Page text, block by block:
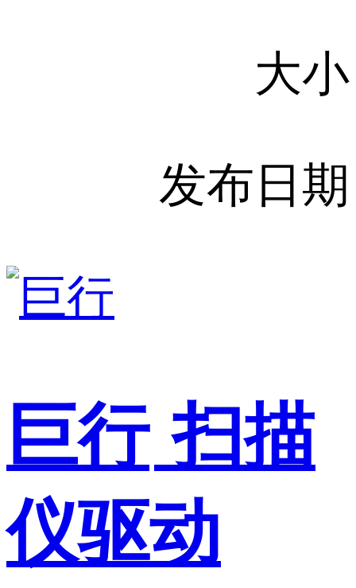
大小
发布日期
巨行 扫描
仪驱动